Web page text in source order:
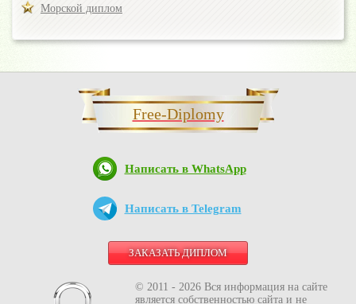
Морской диплом
Free-Diplomy
Написать в WhatsApp
Написать в Telegram
ЗАКАЗАТЬ ДИПЛОМ
© 2011 - 2026 Вся информация на сайте
является собственностью сайта и не